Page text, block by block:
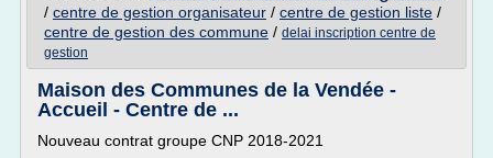
/ centre de gestion organisateur / centre de gestion liste /
centre de gestion des commune / delai inscription centre de
gestion
Maison des Communes de la Vendée -
Accueil - Centre de ...
Nouveau contrat groupe CNP 2018-2021